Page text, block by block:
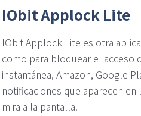
IObit Applock Lite
IObit Applock Lite es otra
como para bloquear el acceso
instantánea, Amazon, Google
notificaciones que aparecen
mira a la pantalla.